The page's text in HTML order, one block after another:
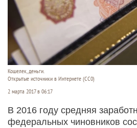
Кошелек, деньги.
Открытые источники в Интернете (СС0)
2 марта 2017 в 06:17
В 2016 году средняя
федеральных чиновников